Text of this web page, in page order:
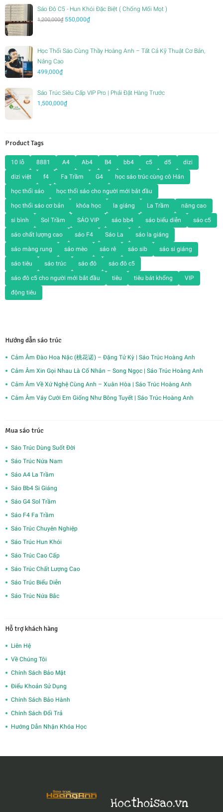
Sáo Đô C5 - Hun Khói Đặc Biệt ( Chống Mối Mọt )
1,200,000₫ Giá
1,200,000₫.
550,000₫Giá
là:
Học Thổi Sáo Cùng Thầy Hoàng Anh – Tất Cả Kỹ Thuật Cơ Bản,
Nâng Cao
499,000₫
Sáo Trúc Siêu Cấp VIP Pro | Phải Đặt Hàng Trước
1,500,000₫
Product Tags
10 lỗ 8881 A4 Ab4 B4 bb4 c5 d5 dizi
dizi việt f4 Fa Trầm G4 học sáo trúc cùng cô Hán
học thổi sáo học thổi sáo cho người mới bắt đầu
học thổi sáo cơ bản khóa học la giáng La Trầm nâng cao
si bình Sol Trầm SÁO VIP sáo bb4 sáo biểu diễn sáo c5
sáo chất lượng cao sáo F4 Sáo La sáo la giáng
sáo màng rung sáo mèo sáo rê sáo sib sáo si giáng
sáo tiêu sáo trúc sáo đô sáo đô c5
sáo đô c5 cho người mới bắt đầu tiêu tiêu bát khổng VIP
động tiêu
Hướng dẫn sáo trúc
Cảm Âm Đào Hoa Nặc (桃花诺) – Đặng Tử Kỳ | Sáo Trúc Hoàng Anh
Cảm Âm Xin Gọi Nhau Là Cố Nhân – Song Ngọc | Sáo Trúc Hoàng Anh
Cảm Âm Về Xứ Nghệ Cùng Anh – Xuân Hòa | Sáo Trúc Hoàng Anh
Cảm Âm Váy Cưới Em Giống Như Bông Tuyết | Sáo Trúc Hoàng Anh
Mua sáo trúc
Sáo Trúc Dùng Suốt Đời
Sáo Trúc Nứa Nam
Sáo A4 La Trầm
Sáo Bb4 Si Giáng
Sáo G4 Sol Trầm
Sáo F4 Fa Trầm
Sáo Trúc Chuyên Nghiệp
Sáo Trúc Hun Khói
Sáo Trúc Cao Cấp
Sáo Trúc Chất Lượng Cao
Sáo Trúc Biểu Diễn
Sáo Trúc Nứa Bắc
Hỗ trợ khách hàng
Liên Hệ
Về Chúng Tôi
Chính Sách Bảo Mật
Điểu Khoản Sử Dụng
Chính Sách Bảo Hành
Chính Sách Đổi Trả
Hướng Dẫn Nhận Khóa Học
Hocthoisao.vn